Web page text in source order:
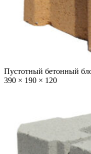
Пустотный бетонный
390 × 190 × 120